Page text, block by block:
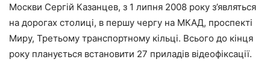
Москви Сергій Казанцев, з 1 липня 2008 року з’являться
на дорогах столиці, в першу чергу на МКАД, проспекті
Миру, Третьому транспортному кільці. Всього до кінця
року планується встановити 27 приладів відеофіксації.